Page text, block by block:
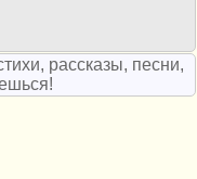
рассказы, песни,